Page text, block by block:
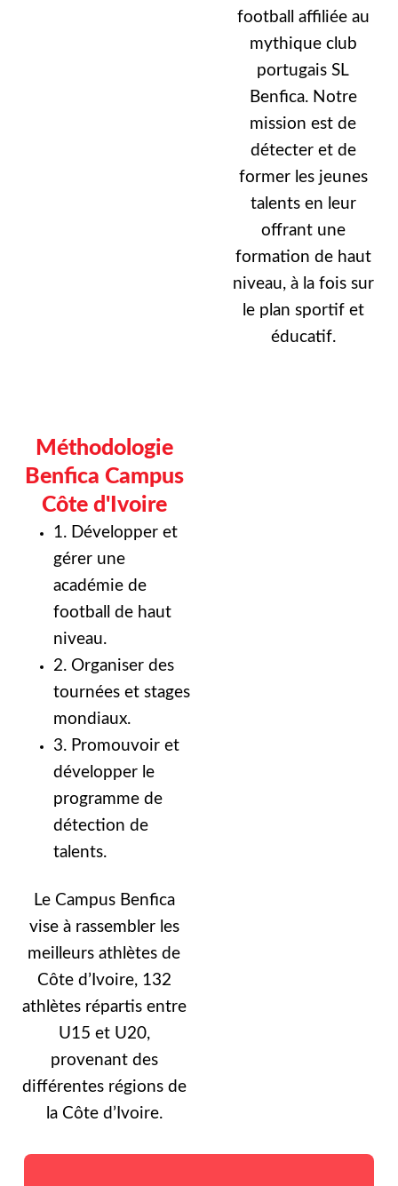
football affiliée au
mythique club
portugais SL
Benfica. Notre
mission est de
détecter et de
former les jeunes
talents en leur
offrant une
formation de haut
niveau, à la fois sur
le plan sportif et
éducatif.
Méthodologie
Benfica Campus
Côte d'Ivoire
1. Développer et
gérer une
académie de
football de haut
niveau.
2. Organiser des
tournées et stages
mondiaux.
3. Promouvoir et
développer le
programme de
détection de
talents.
Le Campus Benfica
vise à rassembler les
meilleurs athlètes de
Côte d’Ivoire, 132
athlètes répartis entre
U15 et U20,
provenant des
différentes régions de
la Côte d’Ivoire.